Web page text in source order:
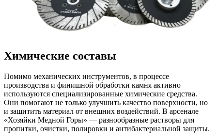
Химические составы
Помимо механических инструментов, в процессе
производства и финишной обработки камня активно
используются специализированные химические средства.
Они помогают не только улучшить качество поверхности, но
и защитить материал от внешних воздействий. В арсенале
«Хозяйки Медной Горы» — разнообразные растворы для
пропитки, очистки, полировки и антибактериальной защиты.